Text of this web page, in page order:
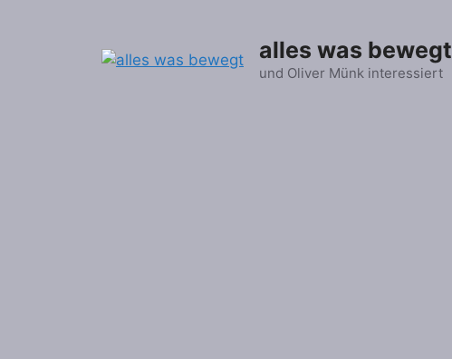
alles was bewegt
und Oliver Münk interessiert